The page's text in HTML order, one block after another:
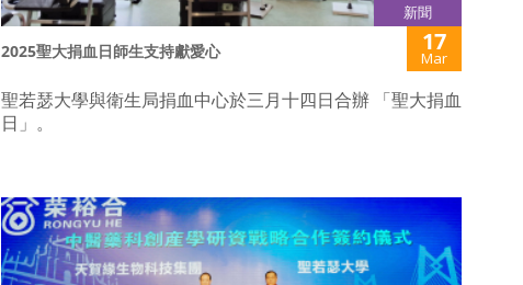
新聞
2025聖大捐血日師生支持獻愛心 17
Mar
聖若瑟大學與衛生局捐血中心於三月十四日合辦 「聖大捐血
日」。